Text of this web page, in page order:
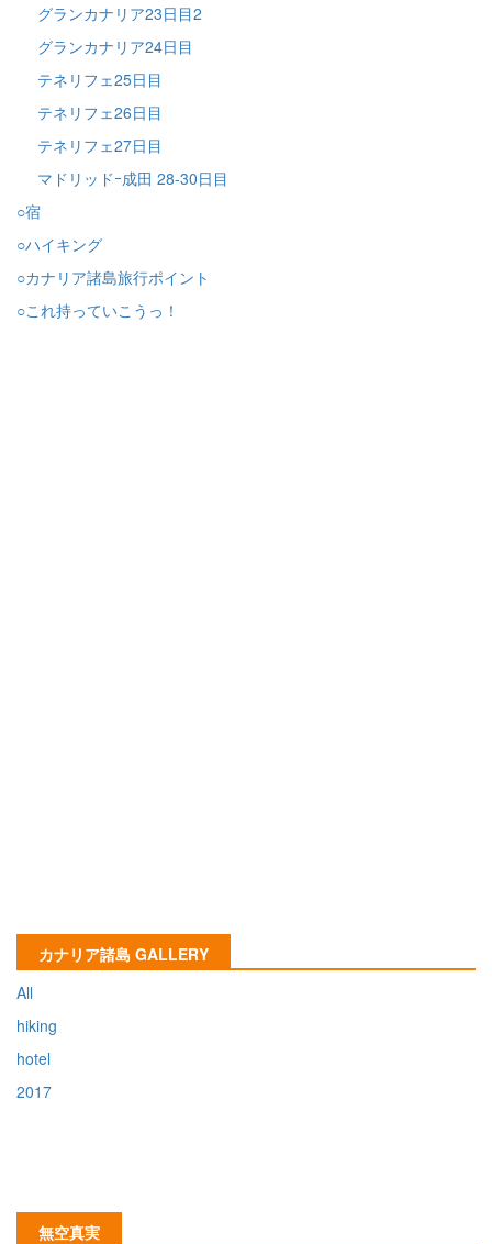
グランカナリア23日目2
グランカナリア24日目
テネリフェ25日目
テネリフェ26日目
テネリフェ27日目
マドリッドｰ成田 28-30日目
○宿
○ハイキング
○カナリア諸島旅行ポイント
○これ持っていこうっ！
カナリア諸島 GALLERY
All
hiking
hotel
2017
無空真実